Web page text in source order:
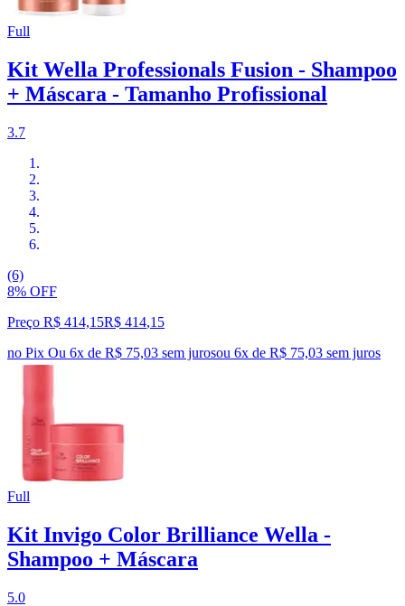
Full
Kit Wella Professionals Fusion - Shampoo
+ Máscara - Tamanho Profissional
3.7
(6)
8% OFF
Preço R$ 414,15R$ 414,15
no Pix Ou 6x de R$ 75,03 sem jurosou 6x de R$ 75,03 sem juros
Full
Kit Invigo Color Brilliance Wella -
Shampoo + Máscara
5.0